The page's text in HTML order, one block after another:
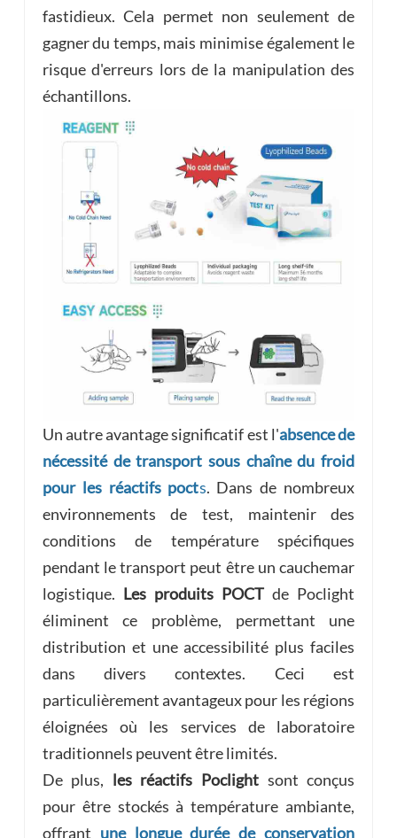
fastidieux. Cela permet non seulement de
gagner du temps, mais minimise également le
risque d'erreurs lors de la manipulation des
échantillons.
Un autre avantage significatif est l'absence de
nécessité de transport sous chaîne du froid
pour les réactifs pocts. Dans de nombreux
environnements de test, maintenir des
conditions de température spécifiques
pendant le transport peut être un cauchemar
logistique. Les produits POCT de Poclight
éliminent ce problème, permettant une
distribution et une accessibilité plus faciles
dans divers contextes. Ceci est
particulièrement avantageux pour les régions
éloignées où les services de laboratoire
traditionnels peuvent être limités.
De plus, les réactifs Poclight sont conçus
pour être stockés à température ambiante,
offrant une longue durée de conservation